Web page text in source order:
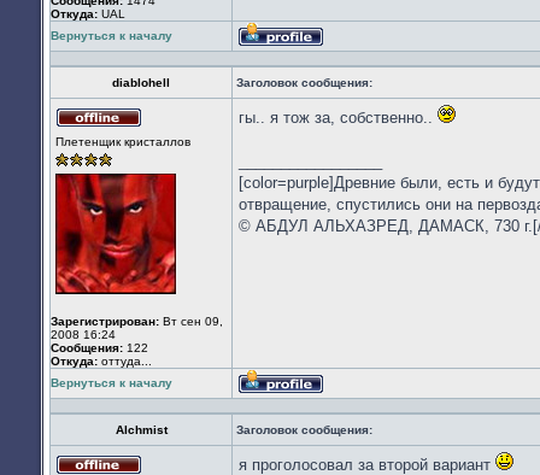
Откуда: UAL
Вернуться к началу
Профиль
diablohell Заголовок сообщения:
в
Плетенщик кристаллов
Зарегистрирован: Вт сен 09,
2008 16:24
Сообщения: 122
Откуда: оттуда...
гы.. я тож за, собственно..
[color=purple]Древние были, есть и
отвращение, спустились они на
© АБДУЛ АЛЬХАЗРЕД, ДАМАСК, 730
Вернуться к началу
Профиль
Alchmist Заголовок сообщения:
я проголосовал за второй вариант